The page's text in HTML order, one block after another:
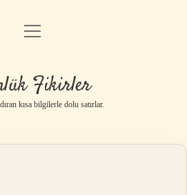
Anasayfa
Yasal Uyarı
menüyü
Fikirler
kısa bilgilerle dolu satırlar.